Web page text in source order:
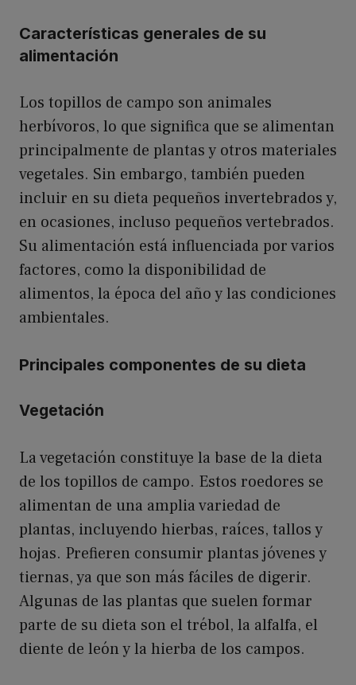
Características generales de su
alimentación
Los topillos de campo son animales
herbívoros, lo que significa que se alimentan
principalmente de plantas y otros materiales
vegetales. Sin embargo, también pueden
incluir en su dieta pequeños invertebrados y,
en ocasiones, incluso pequeños vertebrados.
Su alimentación está influenciada por varios
factores, como la disponibilidad de
alimentos, la época del año y las condiciones
ambientales.
Principales componentes de su dieta
Vegetación
La vegetación constituye la base de la dieta
de los topillos de campo. Estos roedores se
alimentan de una amplia variedad de
plantas, incluyendo hierbas, raíces, tallos y
hojas. Prefieren consumir plantas jóvenes y
tiernas, ya que son más fáciles de digerir.
Algunas de las plantas que suelen formar
parte de su dieta son el trébol, la alfalfa, el
diente de león y la hierba de los campos.